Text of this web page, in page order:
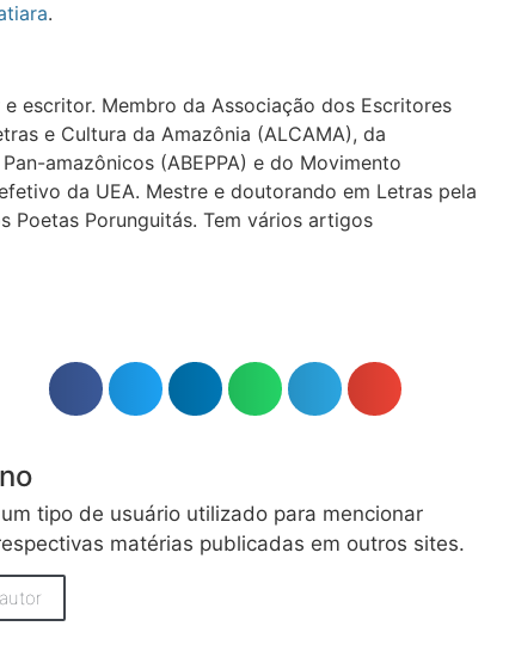
.
escritor. Membro da Associação dos Escritores
e Cultura da Amazônia (ALCAMA), da
amazônicos (ABEPPA) e do Movimento
da UEA. Mestre e doutorando em Letras pela
Poetas Porunguitás. Tem vários artigos
tipo de usuário utilizado para mencionar
matérias publicadas em outros sites.